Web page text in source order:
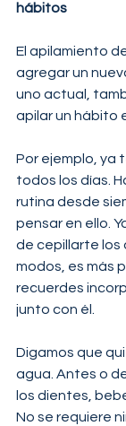
hábitos
El apilamiento
agregar un
uno actual,
apilar un hábito
Por ejemplo, ya
todos los días.
rutina desde
pensar en ello.
de cepillarte los
modos, es más
recuerdes
junto con él.
Digamos que
agua. Antes o
los dientes,
No se requiere